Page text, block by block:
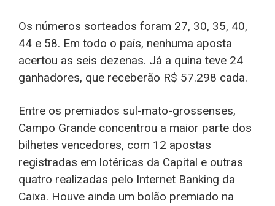
Os números sorteados foram 27, 30, 35, 40,
44 e 58. Em todo o país, nenhuma aposta
acertou as seis dezenas. Já a quina teve 24
ganhadores, que receberão R$ 57.298 cada.
Entre os premiados sul-mato-grossenses,
Campo Grande concentrou a maior parte dos
bilhetes vencedores, com 12 apostas
registradas em lotéricas da Capital e outras
quatro realizadas pelo Internet Banking da
Caixa. Houve ainda um bolão premiado na